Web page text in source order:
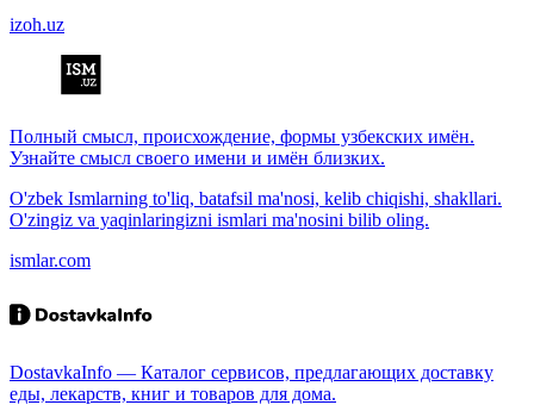
izoh.uz
Полный смысл, происхождение, формы узбекских имён.
Узнайте смысл своего имени и имён близких.
O'zbek Ismlarning to'liq, batafsil ma'nosi, kelib chiqishi, shakllari.
O'zingiz va yaqinlaringizni ismlari ma'nosini bilib oling.
ismlar.com
DostavkaInfo — Каталог сервисов, предлагающих доставку
еды, лекарств, книг и товаров для дома.